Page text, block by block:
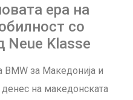
ера на
со
Neue Klasse
за Македонија и
на македонската